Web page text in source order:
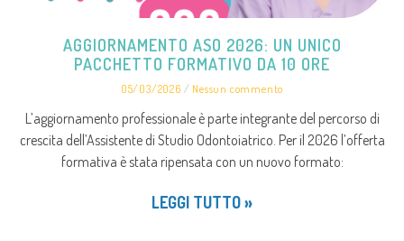
AGGIORNAMENTO ASO 2026: UN UNICO
PACCHETTO FORMATIVO DA 10 ORE
05/03/2026 Nessun commento
L’aggiornamento professionale è parte integrante del percorso di
crescita dell’Assistente di Studio Odontoiatrico. Per il 2026 l’offerta
formativa è stata ripensata con un nuovo formato:
LEGGI TUTTO »